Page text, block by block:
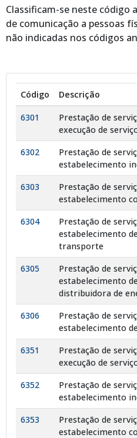
Classificam-se neste código
de comunicação a pessoas
não indicadas nos códigos
Código Descrição
6301
Prestação de
execução de
6302
Prestação de
estabelecimento
6303
Prestação de
estabelecimento
6304
Prestação de
estabelecimento
transporte
6305
Prestação de
estabelecimento
distribuidora de
6306
Prestação de
estabelecimento
6351
Prestação de
execução de
6352
Prestação de
estabelecimento
6353
Prestação de
estabelecimento